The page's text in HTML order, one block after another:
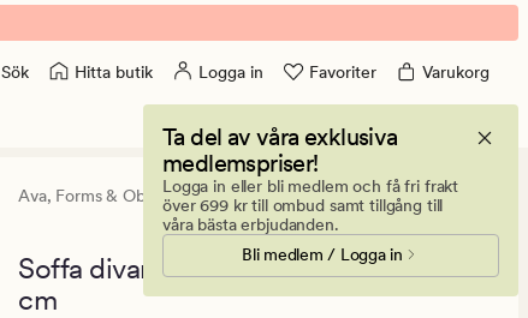
Sök Hitta butik Logga in Favoriter Varukorg
Ta del av våra exklusiva
medlemspriser!
Logga in eller bli medlem och få fri frakt
över 699 kr till ombud samt tillgång till
våra bästa erbjudanden.
Bli medlem / Logga in
Ava, Forms & Objects
0
med
betyg
0
Soffa divan höger grå - 269x220x80
cm